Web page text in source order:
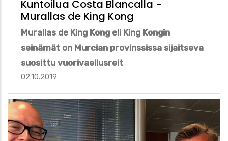
Kuntoilua Costa Blancalla -
Murallas de King Kong
Murallas de King Kong eli King Kongin
seinämät on Murcian provinssissa sijaitseva
suosittu vuorivaellusreit
02.10.2019